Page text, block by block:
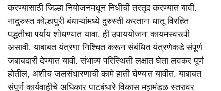
करण्यासाठी जिल्हा नियोजनमधून निधीची तरतूद करण्यात यावी.
नादुरुस्त कोल्हापुरी बंधाऱ्यांमध्ये दुरुस्ती करताना धातू विरहित
पद्धतीचा पर्याय शोधण्यात यावा. ही उपाययोजना कायमस्वरूपी
असावी. याबाबत यंत्रणा निश्चित करून संबंधित यंत्रणेकडे संपूर्ण
जबाबदारी देण्यात यावी. संभाव्य परिस्थिती लक्षात घेता लवकर पूर्ण
होतील, अशीच जलसंधारणाची कामे हाती घेण्यात यावीत. याबाबत
संपूर्ण कार्यवाहीचे अधिकार पाटबंधारे विकास महामंडळ स्तरावर